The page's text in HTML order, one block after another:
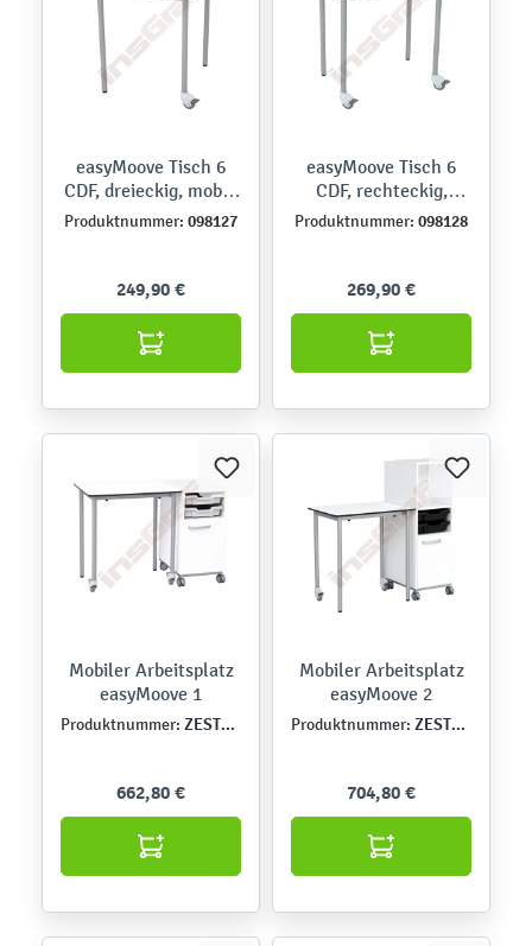
easyMoove Tisch 6
CDF, dreieckig, mobil,
Seite 70 cm, TH 76 cm
Produktnummer: 098127
249,90 €
easyMoove Tisch 6
CDF, rechteckig,
mobil, 50 x 70 cm, TH
Produktnummer: 098128
269,90 €
Mobiler Arbeitsplatz
easyMoove 1
Produktnummer: ZEST5518
662,80 €
Mobiler Arbeitsplatz
easyMoove 2
Produktnummer: ZEST5519
704,80 €